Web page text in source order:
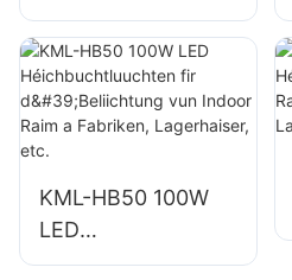
Héichbuchtluuchte
n fir d'Beliichtung
vun Indoor Raim a
Fabriken,
Lagerhaiser, etc.
KML-HB50 100W
LED
Héichbuchtluuchte